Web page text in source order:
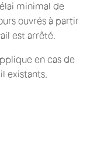
minimal de
ouvrés à partir
est arrêté.
en cas de
existants.